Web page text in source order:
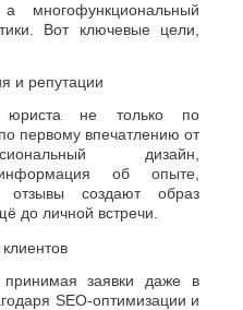
многофункциональный
Вот ключевые цели,
и репутации
юриста не только по
первому впечатлению от
дизайн,
информация об опыте,
создают образ
до личной встречи.
заявки даже в
SEO-оптимизации и